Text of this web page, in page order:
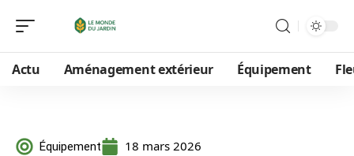
Actu Aménagement extérieur Équipement
Équipement 18 mars 2026